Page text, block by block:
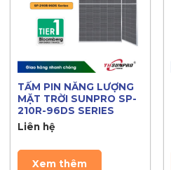
TẤM PIN NĂNG LƯỢNG
MẶT TRỜI SUNPRO SP-
210R-96DS SERIES
Liên hệ
Xem thêm